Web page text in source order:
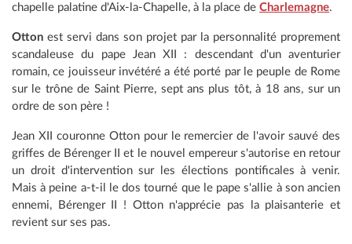
chapelle palatine d'Aix-la-Chapelle, à la place de Charlemagne.
Otton est servi dans son projet par la personnalité proprement
scandaleuse du pape Jean XII : descendant d'un aventurier
romain, ce jouisseur invétéré a été porté par le peuple de Rome
sur le trône de Saint Pierre, sept ans plus tôt, à 18 ans, sur un
ordre de son père !
Jean XII couronne Otton pour le remercier de l'avoir sauvé des
griffes de Bérenger II et le nouvel empereur s'autorise en retour
un droit d'intervention sur les élections pontificales à venir.
Mais à peine a-t-il le dos tourné que le pape s'allie à son ancien
ennemi, Bérenger II ! Otton n'apprécie pas la plaisanterie et
revient sur ses pas.